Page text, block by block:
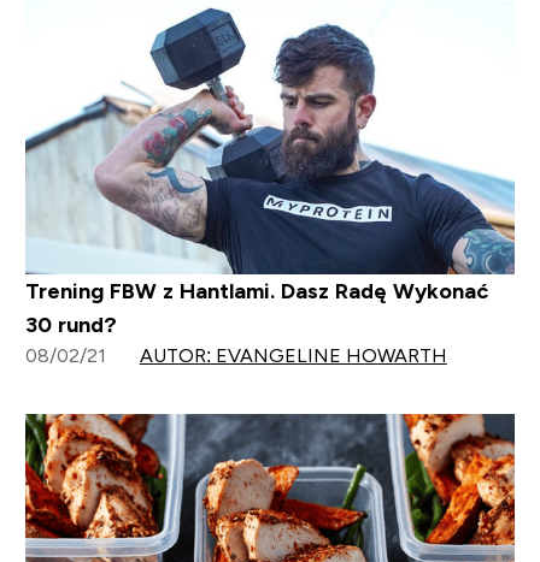
Trening FBW z Hantlami. Dasz Radę Wykonać
30 rund?
08/02/21 AUTOR: EVANGELINE HOWARTH